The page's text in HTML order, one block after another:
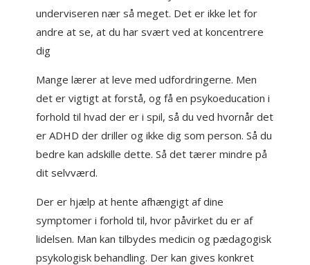
underviseren nær så meget. Det er ikke let for
andre at se, at du har svært ved at koncentrere
dig
Mange lærer at leve med udfordringerne. Men
det er vigtigt at forstå, og få en psykoeducation i
forhold til hvad der er i spil, så du ved hvornår det
er ADHD der driller og ikke dig som person. Så du
bedre kan adskille dette. Så det tærer mindre på
dit selvværd.
Der er hjælp at hente afhængigt af dine
symptomer i forhold til, hvor påvirket du er af
lidelsen. Man kan tilbydes medicin og pædagogisk
psykologisk behandling. Der kan gives konkret